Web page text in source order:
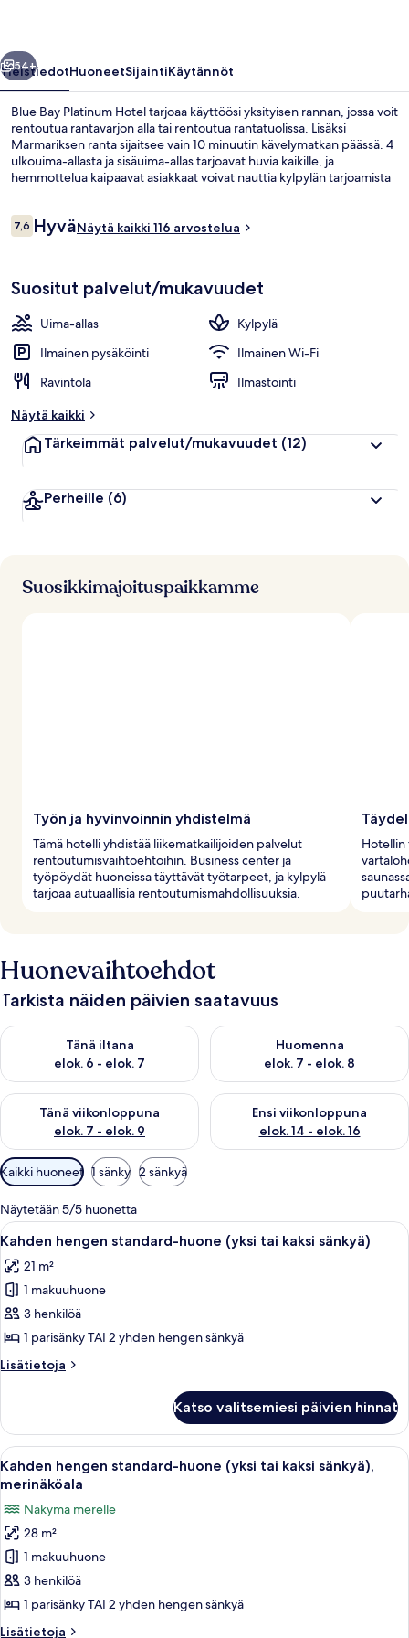
Seuraava
54+
YleistiedotHuoneetSijaintiKäytännöt
Blue Bay Platinum Hotel tarjoaa käyttöösi yksityisen rannan, jossa voit
rentoutua rantavarjon alla tai rentoutua rantatuolissa. Lisäksi
Marmariksen ranta sijaitsee vain 10 minuutin kävelymatkan päässä. 4
ulkouima-allasta ja sisäuima-allas tarjoavat huvia kaikille, ja
hemmottelua kaipaavat asiakkaat voivat nauttia kylpylän tarjoamista
luksusluokan hotellin muihin palveluihin kuuluu allasbaari,
Arvostelut
7,67,6 kautta 10.
HyväNäytä kaikki 116 arvostelua
Suositut palvelut/mukavuudet
Uima-allas
Kylpylä
Ilmainen pysäköinti
Ilmainen Wi-Fi
Ravintola
Ilmastointi
Näytä kaikki
Tärkeimmät palvelut/mukavuudet (12)
Perheille (6)
Suosikkimajoituspaikkamme
Työn ja hyvinvoinnin yhdistelmä
Tämä hotelli yhdistää liikematkailijoiden palvelut
rentoutumisvaihtoehtoihin. Business center ja
työpöydät huoneissa täyttävät työtarpeet, ja kylpylä
tarjoaa autuaallisia rentoutumismahdollisuuksia.
Hotellin
Huonevaihtoehdot
Tarkista näiden päivien saatavuus
Tänä iltana
elok. 6 - elok. 7
Tarkista tämän illan saatavuus elok. 6 - elok. 7
Huomenna
elok. 7 - elok. 8
Tarkista huomisen saatavuus
Tänä viikonloppuna
elok. 7 - elok. 9
Tarkista tämän viikonlopun saatavuus elok. 7 - elok. 9
Ensi viikonloppuna
elok. 14 - elok. 16
Tarkista ensi viikonlopun
Huoneille
saatavilla
olevia
suodattimia
Kaikki huoneet 1 sänky 2 sänkyä
Näytetään 5/5 huonetta
Avaa
kaikki
huonetyypin
Kahden
hengen
standard-
huone
(yksi
kaksi
sänkyä)
kuvat
Hotellihuone, jossa on sänky,
4
Kahden hengen standard-huone (yksi tai kaksi sänkyä)
21 m²
1 makuuhuone
3 henkilöä
1 parisänky TAI 2 yhden hengen sänkyä
Lisätietoja
Lisätietoja
standard-
huone
(yksi
tai
sänkyä)
Katso valitsemiesi päivien hinnat
Avaa
kaikki
Kahden
hengen
standard-
huone
(yksi
tai
Hotellihuone, jossa on kaksi sänkyä,
4
Kahden hengen standard-huone (yksi tai kaksi sänkyä),
merinäköala
Näkymä merelle
28 m²
1 makuuhuone
3 henkilöä
1 parisänky TAI 2 yhden hengen sänkyä
Lisätietoja
Lisätietoja